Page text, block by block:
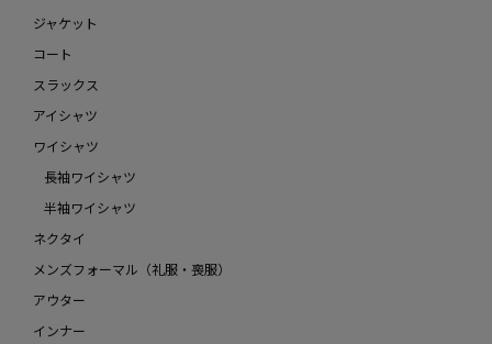
ジャケット
コート
スラックス
アイシャツ
ワイシャツ
長袖ワイシャツ
半袖ワイシャツ
ネクタイ
メンズフォーマル（礼服・喪服）
アウター
インナー